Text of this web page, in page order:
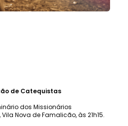
de Catequistas
dos Missionários
Nova de Famalicão, às 21h15.